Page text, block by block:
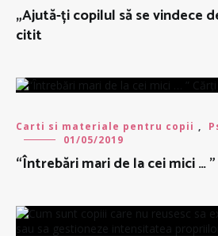
„Ajută-ți copilul să se vindece
citit
Carti si materiale pentru copii ,
01/05/2019
“Întrebări mari de la cei mici …